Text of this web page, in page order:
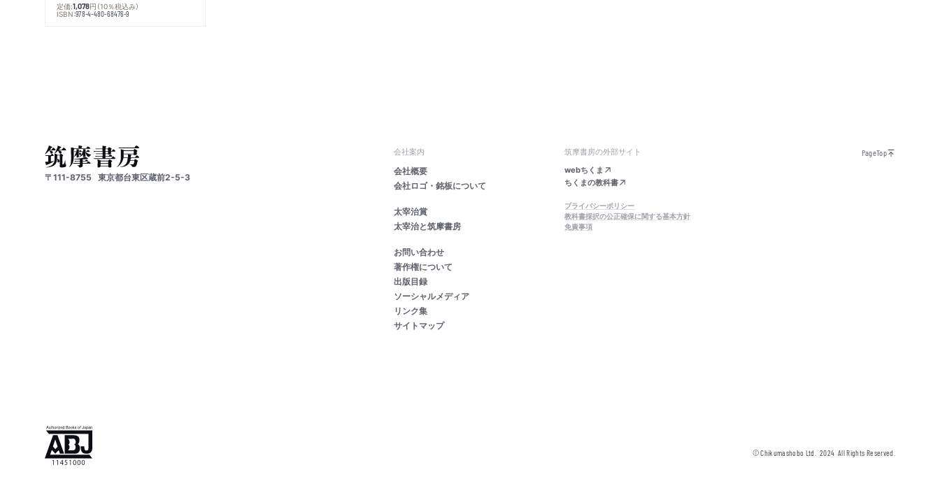
定価:1,078円 （10％税込み）
ISBN:978-4-480-68476-9
〒111-8755 東京都台東区蔵前2-5-3
会社案内
会社概要
会社ロゴ・銘板について
太宰治賞
太宰治と筑摩書房
お問い合わせ
著作権について
出版目録
ソーシャルメディア
リンク集
サイトマップ
筑摩書房の外部サイト
webちくま
ちくまの教科書
プライバシーポリシー
教科書採択の公正確保に関する基本方針
免責事項
PageTop
© Chikumashobo Ltd. 2024 All Rights Reserved.